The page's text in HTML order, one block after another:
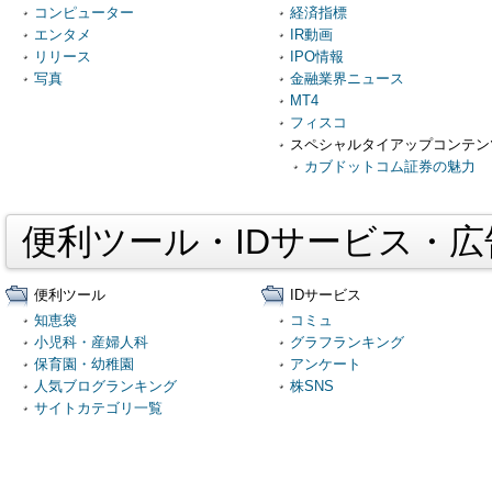
コンピューター
エンタメ
リリース
写真
経済指標
IR動画
IPO情報
金融業界ニュース
MT4
フィスコ
スペシャルタイアップコンテ
カブドットコム証券の魅力
便利ツール・IDサービス・
便利ツール
知恵袋
小児科・産婦人科
保育園・幼稚園
人気ブログランキング
サイトカテゴリ一覧
IDサービス
コミュ
グラフランキング
アンケート
株SNS